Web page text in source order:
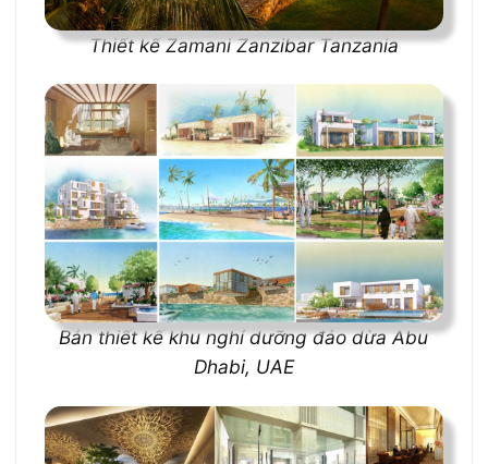
Thiết kế Zamani Zanzibar Tanzania
Bản thiết kế khu nghỉ dưỡng đảo dừa Abu
Dhabi, UAE